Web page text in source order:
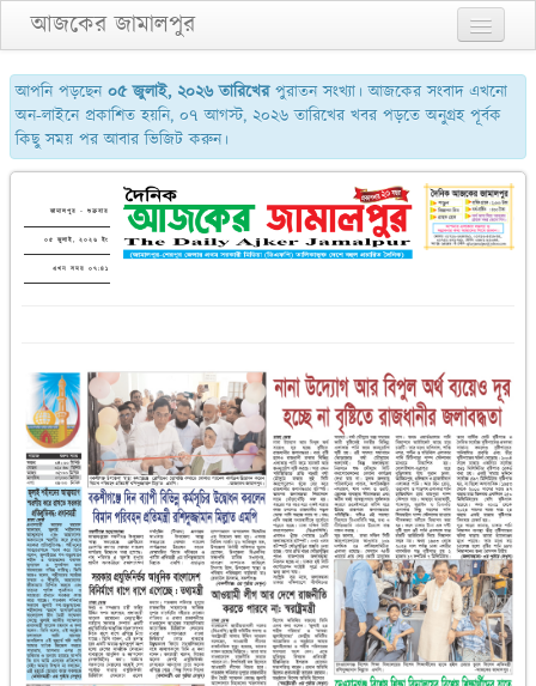
আজকের জামালপুর
প্রথম পাতা
২য় পাতা
৩য় পাতা
শেষের পাতা
আমাদের সম্পর্কে
পুরাতন সংখ্যা
আপনি পড়ছেন০৫ জুলাই, ২০২৬ তারিখেরপুরাতন সংখ্যা। আজকের সংবাদ এখনো
অন-লাইনে প্রকাশিত হয়নি, ০৭ আগস্ট, ২০২৬ তারিখের খবর পড়তে অনুগ্রহ পূর্বক
কিছু সময় পর আবার ভিজিট করুন।
জামালপুর - শুক্রবার
০৫ জুলাই, ২০২৬ ইং
এখন সময় ০৭:৪১